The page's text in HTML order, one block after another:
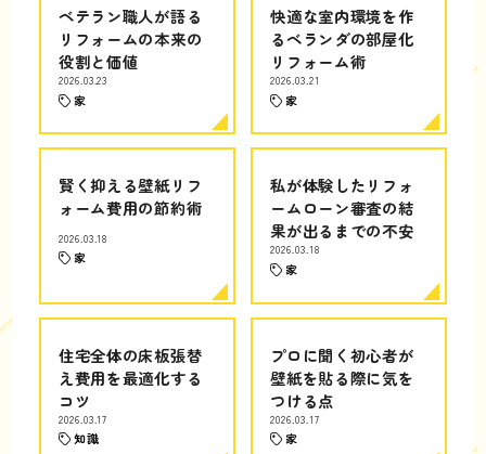
ベテラン職人が語る
リフォームの本来の
役割と価値
2026.03.23
家
快適な室内環境を作
るベランダの部屋化
リフォーム術
2026.03.21
家
賢く抑える壁紙リフ
ォーム費用の節約術
2026.03.18
家
私が体験したリフォ
ームローン審査の結
果が出るまでの不安
2026.03.18
家
住宅全体の床板張替
え費用を最適化する
コツ
2026.03.17
知識
プロに聞く初心者が
壁紙を貼る際に気を
つける点
2026.03.17
家